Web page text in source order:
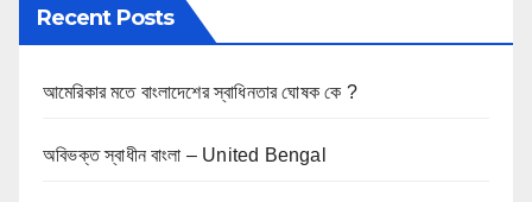
Recent Posts
আমেরিকার মতে বাংলাদেশের স্বাধিনতার ঘোষক কে ?
অবিভক্ত স্বাধীন বাংলা – United Bengal